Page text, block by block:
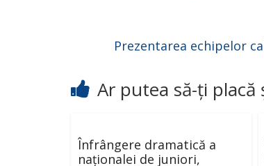
Prezentarea echipelor
Ar putea să-ți placă
Înfrângere dramatică a
naționalei de juniori,